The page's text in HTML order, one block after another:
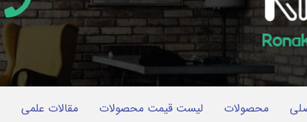
محصولات لیست قیمت محصولات مقالات علمی